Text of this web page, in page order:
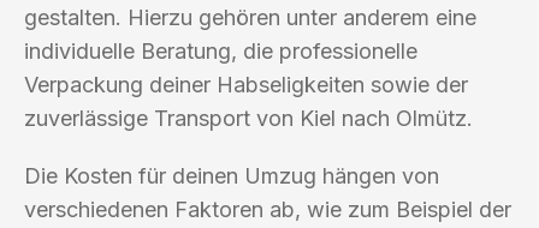
gestalten. Hierzu gehören unter anderem eine
individuelle Beratung, die professionelle
Verpackung deiner Habseligkeiten sowie der
zuverlässige Transport von Kiel nach Olmütz.
Die Kosten für deinen Umzug hängen von
verschiedenen Faktoren ab, wie zum Beispiel der